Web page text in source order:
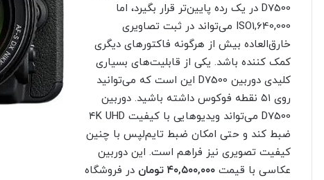
D7500 در یک رده پایین‌تر قرار بگیرد، اما
ISO1,640,000 می‌تواند در ثبت تصاویری
خارق‌العاده بیش از هرگونه فاکتورهای دیگری
کمک کننده باشد. یکی از قابلیت‌های بسیاری
کلیدی دوربین D7500 این است که می‌توانید
روی ۵۱ نقطه فوکوس داشته باشید. دوربین
D7500 می‌تواند ویدیوهایی با کیفیت ۴K UHD
ضبط کند و حتی امکان ضبط تایم‌لپس‌ با چنین
کیفیت تصویری نیز فراهم است. این دوربین
عکاسی با قیمت۴۰,۵۰۰,۰۰۰ تومان
در فروشگاه